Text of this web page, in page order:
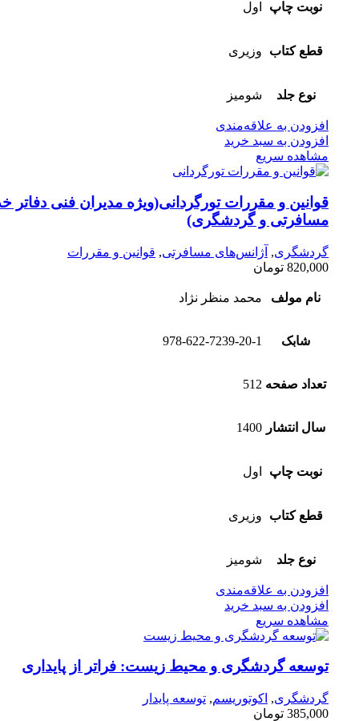
نوبت چاپ اول
قطع کتاب وزیری
نوع جلد شومیز
افزودن به علاقه‌مندی
افزودن به سبد خرید
مشاهده سریع
قوانین و مقررات تورگردانی(ویژه مدیران فنی دفاتر
مسافرتی و گردشگری)
گردشگری, آژانس‌های مسافرتی, قوانین و مقررات
820,000 تومان
نام مولف محمد منظر نژاد
شابک 978-622-7239-20-1
تعداد صفحه 512
سال انتشار 1400
نوبت چاپ اول
قطع کتاب وزیری
نوع جلد شومیز
افزودن به علاقه‌مندی
افزودن به سبد خرید
مشاهده سریع
توسعه گردشگری و محیط زیست: فراتر از پایداری
گردشگری, اکوتوریسم, توسعه پایدار
385,000 تومان